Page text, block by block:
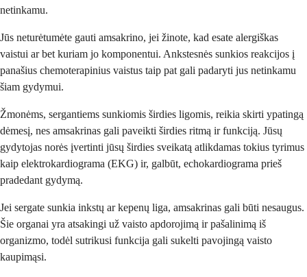
netinkamu.
Jūs neturėtumėte gauti amsakrino, jei žinote, kad esate alergiškas
vaistui ar bet kuriam jo komponentui. Ankstesnės sunkios reakcijos į
panašius chemoterapinius vaistus taip pat gali padaryti jus netinkamu
šiam gydymui.
Žmonėms, sergantiems sunkiomis širdies ligomis, reikia skirti ypatingą
dėmesį, nes amsakrinas gali paveikti širdies ritmą ir funkciją. Jūsų
gydytojas norės įvertinti jūsų širdies sveikatą atlikdamas tokius tyrimus
kaip elektrokardiograma (EKG) ir, galbūt, echokardiograma prieš
pradedant gydymą.
Jei sergate sunkia inkstų ar kepenų liga, amsakrinas gali būti nesaugus.
Šie organai yra atsakingi už vaisto apdorojimą ir pašalinimą iš
organizmo, todėl sutrikusi funkcija gali sukelti pavojingą vaisto
kaupimąsi.